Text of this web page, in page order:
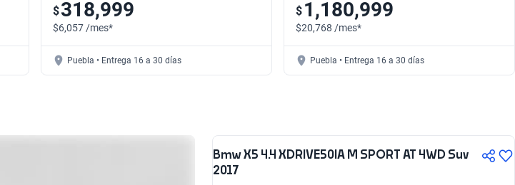
$318,999
$6,057 /mes*
Puebla • Entrega 16 a 30 días
$ 1,180,999
$20,768 /mes*
Puebla • Entrega 16 a 30 días
Bmw X5 4.4 XDRIVE50IA M SPORT AT 4WD Suv
2017